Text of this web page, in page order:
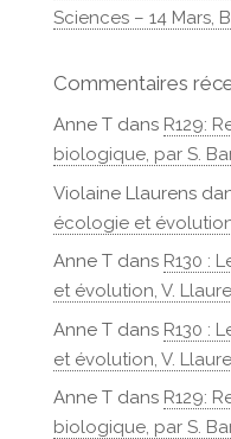
Sciences – 14 Mars,
Commentaires
Anne Tdans R129:
biologique, par S.
Violaine Llaurens
écologie et
Anne Tdans R130 :
et évolution, V.
Anne Tdans R130 :
et évolution, V.
Anne Tdans R129:
biologique, par S.